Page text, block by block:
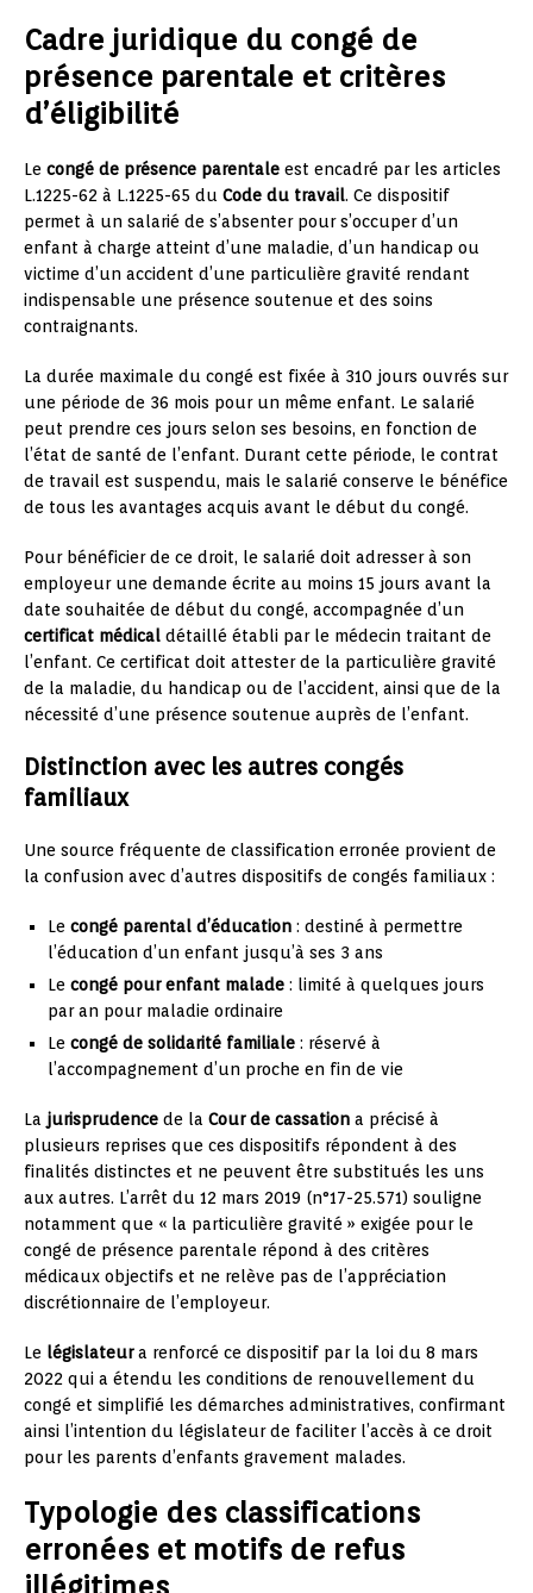
Cadre juridique du congé de
présence parentale et critères
d’éligibilité
Le congé de présence parentale est encadré par les articles
L.1225-62 à L.1225-65 du Code du travail. Ce dispositif
permet à un salarié de s’absenter pour s’occuper d’un
enfant à charge atteint d’une maladie, d’un handicap ou
victime d’un accident d’une particulière gravité rendant
indispensable une présence soutenue et des soins
contraignants.
La durée maximale du congé est fixée à 310 jours ouvrés sur
une période de 36 mois pour un même enfant. Le salarié
peut prendre ces jours selon ses besoins, en fonction de
l’état de santé de l’enfant. Durant cette période, le contrat
de travail est suspendu, mais le salarié conserve le bénéfice
de tous les avantages acquis avant le début du congé.
Pour bénéficier de ce droit, le salarié doit adresser à son
employeur une demande écrite au moins 15 jours avant la
date souhaitée de début du congé, accompagnée d’un
certificat médical détaillé établi par le médecin traitant de
l’enfant. Ce certificat doit attester de la particulière gravité
de la maladie, du handicap ou de l’accident, ainsi que de la
nécessité d’une présence soutenue auprès de l’enfant.
Distinction avec les autres congés
familiaux
Une source fréquente de classification erronée provient de
la confusion avec d’autres dispositifs de congés familiaux :
Le congé parental d’éducation : destiné à permettre
l’éducation d’un enfant jusqu’à ses 3 ans
Le congé pour enfant malade : limité à quelques jours
par an pour maladie ordinaire
Le congé de solidarité familiale : réservé à
l’accompagnement d’un proche en fin de vie
La jurisprudence de la Cour de cassation a précisé à
plusieurs reprises que ces dispositifs répondent à des
finalités distinctes et ne peuvent être substitués les uns
aux autres. L’arrêt du 12 mars 2019 (n°17-25.571) souligne
notamment que « la particulière gravité » exigée pour le
congé de présence parentale répond à des critères
médicaux objectifs et ne relève pas de l’appréciation
discrétionnaire de l’employeur.
Le législateura renforcé ce dispositif par la loi du 8 mars
2022 qui a étendu les conditions de renouvellement du
congé et simplifié les démarches administratives, confirmant
ainsi l’intention du législateur de faciliter l’accès à ce droit
pour les parents d’enfants gravement malades.
Typologie des classifications
erronées et motifs de refus
illégitimes